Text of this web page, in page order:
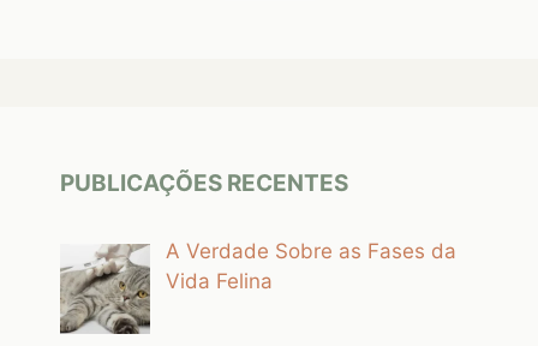
PUBLICAÇÕES RECENTES
A Verdade Sobre as Fases da
Vida Felina